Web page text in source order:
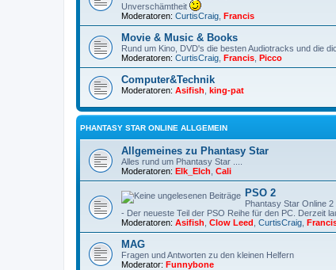
Unverschämtheit
Moderatoren: CurtisCraig Francis
Movie & Music & Books
Rund um Kino, DVD's die besten Audiotracks und die
Moderatoren: CurtisCraig Francis Picco
Computer&Technik
Moderatoren: Asifish king-pat
PHANTASY STAR ONLINE ALLGEMEIN
Allgemeines zu Phantasy Star
Alles rund um Phantasy Star ....
Moderatoren: Elk_Elch Cali
PSO 2
Phantasy Star Online 2
- Der neueste Teil der PSO Reihe für den PC. Derzeit
Moderatoren: Asifish Clow Leed CurtisCraig
MAG
Fragen und Antworten zu den kleinen Helfern
Moderator: Funnybone